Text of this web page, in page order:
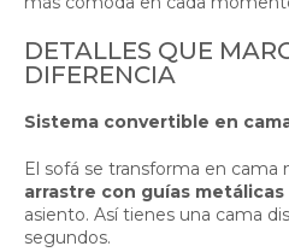
DETALLES QUE
DIFERENCIA
Sistema convertible en
El sofá se transforma en cama
arrastre con guías metálicas
asiento. Así tienes una cama
segundos.